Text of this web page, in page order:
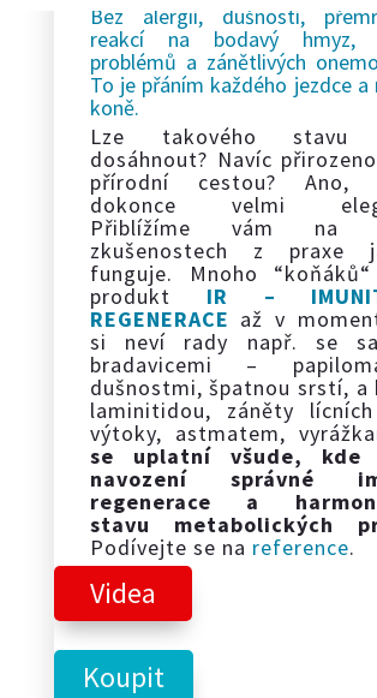
Bez alergií, dušností,
reakcí na bodavý hmyz,
problémů a zánětlivých
To je přáním každého jezdce
koně.
Lze takového stavu
dosáhnout? Navíc
přírodní cestou?
dokonce velmi
Přiblížíme vám na
zkušenostech z praxe
funguje. Mnoho
produkt IR –
REGENERACE až v
si neví rady např. se
bradavicemi –
dušnostmi, špatnou srstí, a
laminitidou, záněty
výtoky, astmatem,
se uplatní všude,
navození správné
regenerace a
stavu metabolických
Podívejte se na reference.
Videa
Koupit